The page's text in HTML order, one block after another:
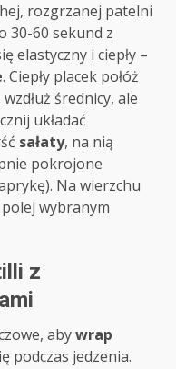
rozgrzanej patelni
30-60 sekund z
elastyczny i ciepły –
. Ciepły placek połóż
średnicy, ale
układać
sałaty, na nią
pokrojone
Na wierzchu
wybranym
z
abywrap
podczas jedzenia.